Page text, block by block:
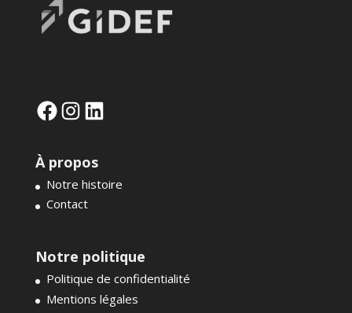
FacebookInstagram
LinkedIn
À propos
Notre histoire
Contact
Notre politique
Politique de confidentialité
Mentions légales